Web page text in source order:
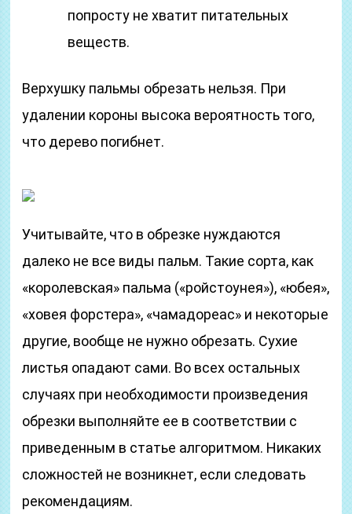
попросту не хватит питательных
веществ.
Верхушку пальмы обрезать нельзя. При
удалении короны высока вероятность того,
что дерево погибнет.
Учитывайте, что в обрезке нуждаются
далеко не все виды пальм. Такие сорта, как
«королевская» пальма («ройстоунея»), «юбея»,
«ховея форстера», «чамадореас» и некоторые
другие, вообще не нужно обрезать. Сухие
листья опадают сами. Во всех остальных
случаях при необходимости произведения
обрезки выполняйте ее в соответствии с
приведенным в статье алгоритмом. Никаких
сложностей не возникнет, если следовать
рекомендациям.